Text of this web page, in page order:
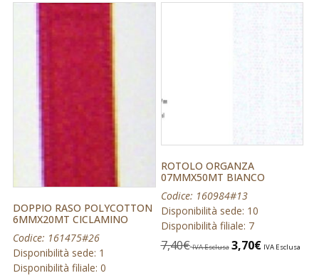
DOPPIO RASO POLYCOTTON
6MMX20MT CICLAMINO
Codice: 161475#26
Disponibilità sede: 1
Disponibilità filiale: 0
ROTOLO ORGANZA
07MMX50MT BIANCO
Codice: 160984#13
Disponibilità sede: 10
Disponibilità filiale: 7
7,40€ IVA Esclusa 3,70€ IVA Esclusa